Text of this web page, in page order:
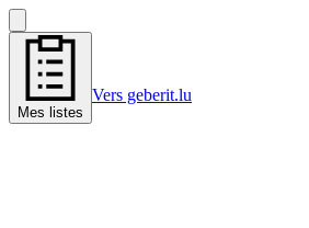
Mes listes
Vers geberit.lu